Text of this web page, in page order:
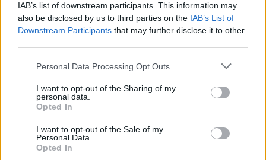
IAB’s list of downstream participants. This information may
also be disclosed by us to third parties on the IAB’s List of
Downstream Participants that may further disclose it to other
Please note that this website/app uses one or more Google
not limited to your visit or usage behaviour. You may click to
grant or deny consent to Google and its third-party tags to
use your data for below specified purposes in below Google
consent section.
Personal Data Processing Opt Outs
I want to opt-out of the Sharing of my
personal data.
Opted In
I want to opt-out of the Sale of my
Personal Data.
Opted In